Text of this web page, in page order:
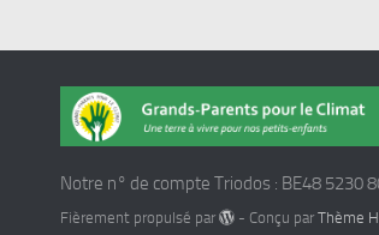
Notre n° de compte Triodos : BE48 5230
Fièrement propulsé par - Conçu parThème